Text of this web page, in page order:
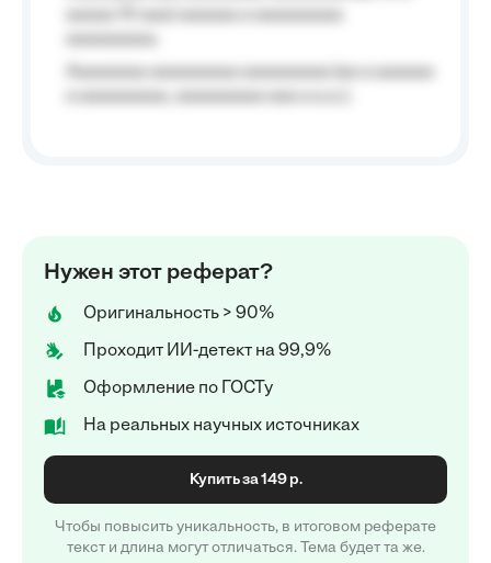
Нужен этот реферат?
Оригинальность > 90%
Проходит ИИ-детект на 99,9%
Оформление по ГОСТу
На реальных научных источниках
Купить за 149 р.
Чтобы повысить уникальность, в итоговом реферате
текст и длина могут отличаться. Тема будет та же.